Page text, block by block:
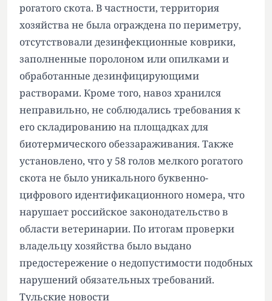
рогатого скота. В частности, территория
хозяйства не была ограждена по периметру,
отсутствовали дезинфекционные коврики,
заполненные поролоном или опилками и
обработанные дезинфицирующими
растворами. Кроме того, навоз хранился
неправильно, не соблюдались требования к
его складированию на площадках для
биотермического обеззараживания. Также
установлено, что у 58 голов мелкого рогатого
скота не было уникального буквенно-
цифрового идентификационного номера, что
нарушает российское законодательство в
области ветеринарии. По итогам проверки
владельцу хозяйства было выдано
предостережение о недопустимости подобных
нарушений обязательных требований.
Тульские новости